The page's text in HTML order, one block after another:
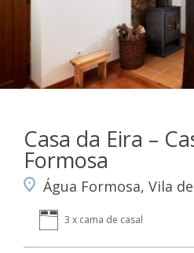
Casa da Eira –
Formosa
Água Formosa, Vila
3 x cama de casal